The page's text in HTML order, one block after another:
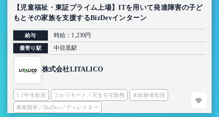
【児童福祉・東証プライム上場】ITを用いて発達障害の子ど
もとその家族を支援するBizDevインターン
給与 時給：1,230円
最寄り駅 中目黒駅
株式会社LITALICO
1-2年生歓迎 フルリモート／完全在宅勤務 未経験者歓迎
事業開発／BizDev／ディレクター